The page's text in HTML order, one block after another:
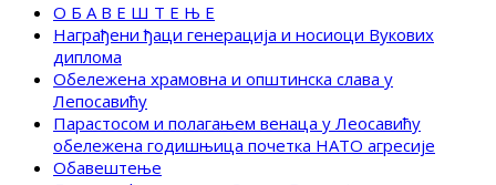
О Б А В Е Ш Т Е Њ Е
Награђени ђаци генерација и носиоци Вукових
диплома
Обележена храмовна и општинска слава у
Лепосавићу
Парастосом и полагањем венаца у Леосавићу
обележена годишњица почетка НАТО агресије
Обавештење